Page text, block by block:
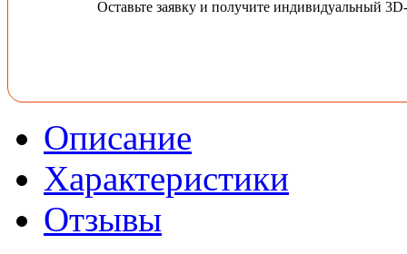
Оставьте заявку и получите индивидуальный
Описание
Характеристики
Отзывы